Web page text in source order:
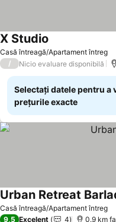
Casă întreagă/Apartament întreg
X Studio
/ Nicio evaluare disponibilă
Selectați datele pentru a
prețurile exacte
Casă întreagă/Apartament întreg
Urban Retreat
9,5 Excelent 4 0.9 km